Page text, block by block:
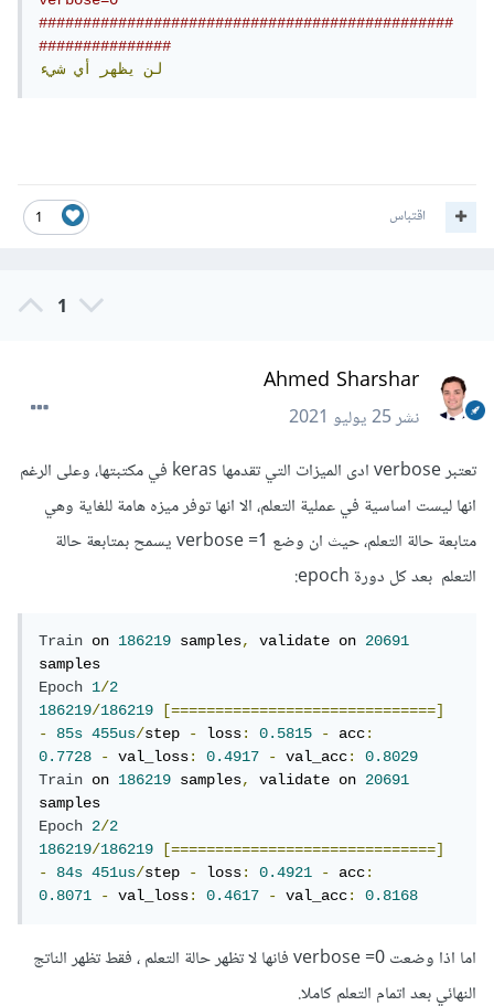
###############################################
###############
لن
يظهر أي شيء
1 اقتباس
1
Ahmed Sharshar
نشر25 يوليو 2021
تعتبر verbose ادى الميزات التي تقدمها keras في مكتبتها، وعلى الرغم
انها ليست اساسية في عملية التعلم، الا انها توفر ميزه هامة للغاية وهي
متابعة حالة التعلم، حيث ان وضع verbose =1 يسمح بمتابعة حالة
التعلم بعد كل دورة epoch:
Train on 186219 samples, validate on 20691
Epoch
1/2
186219/186219
[==============================]
-
85s 455us/step - loss: 0.5815 - acc:
0.7728
- val_loss: 0.4917 - val_acc:
0.8029
Train on 186219 samples, validate on 20691
Epoch
2/2
186219/186219
[==============================]
-
84s 451us/step - loss: 0.4921 - acc:
0.8071
- val_loss: 0.4617 - val_acc: 0.8168
اما اذا وضعت verbose =0 فانها لا تظهر حالة التعلم ، فقط تظهر الناتج
النهائي بعد اتمام التعلم كاملا.